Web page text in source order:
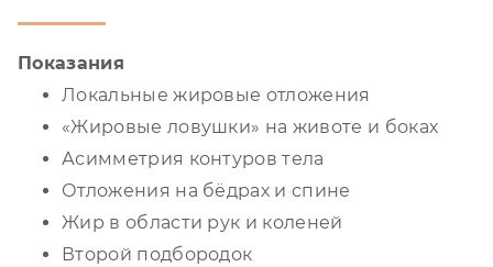
Показания
Локальные жировые отложения
«Жировые ловушки» на животе и боках
Асимметрия контуров тела
Отложения на бёдрах и спине
Жир в области рук и коленей
Второй подбородок